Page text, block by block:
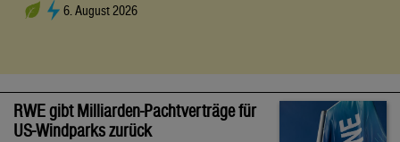
6. August 2026
RWE gibt Milliarden-Pachtverträge für
US-Windparks zurück